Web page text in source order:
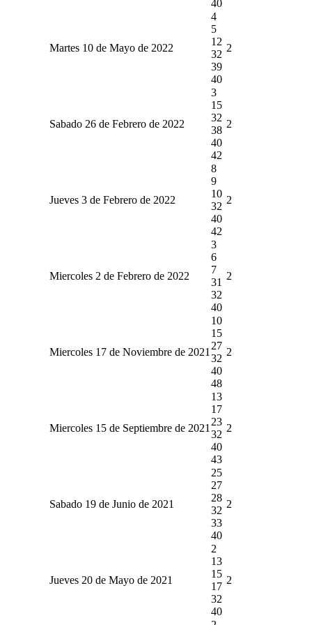
40
Martes 10 de Mayo de 2022
4
5
12
32
39
40
2
Sabado 26 de Febrero de 2022
3
15
32
38
40
42
2
Jueves 3 de Febrero de 2022
8
9
10
32
40
42
2
Miercoles 2 de Febrero de 2022
3
6
7
31
32
40
2
Miercoles 17 de Noviembre de 2021
10
15
27
32
40
48
2
Miercoles 15 de Septiembre de 2021
13
17
23
32
40
43
2
Sabado 19 de Junio de 2021
25
27
28
32
33
40
2
Jueves 20 de Mayo de 2021
2
13
15
17
32
40
2